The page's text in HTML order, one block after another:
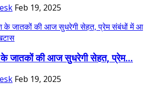
Feb 19, 2025
के जातकों की आज सुधरेगी सेहत, प्रेम...
Feb 19, 2025